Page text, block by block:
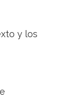
y los